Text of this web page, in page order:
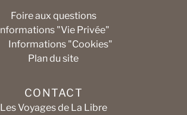
CONTACT
Les Voyages de La Libre
Foire aux questions
Informations "Vie Privée"
Informations "Cookies"
Plan du site